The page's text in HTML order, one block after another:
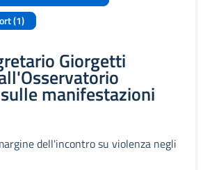
(1)
Giorgetti
manifestazioni
dell'incontro su violenza negli